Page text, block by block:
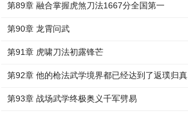
第89章 融合掌握虎煞刀法1667分全国第一
第90章 龙霄问武
第91章 虎啸刀法初露锋芒
第92章 他的枪法武学境界都已经达到了返璞归真
第93章 战场武学终极奥义千军劈易